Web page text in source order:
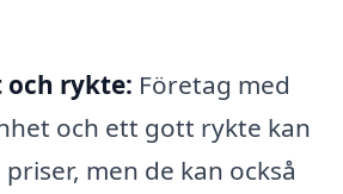
och rykte: Företag med
och ett gott rykte kan
men de kan också